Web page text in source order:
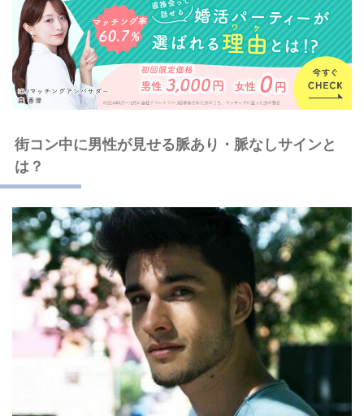
街コン中に男性が見せる脈あり・脈なしサインと
は？